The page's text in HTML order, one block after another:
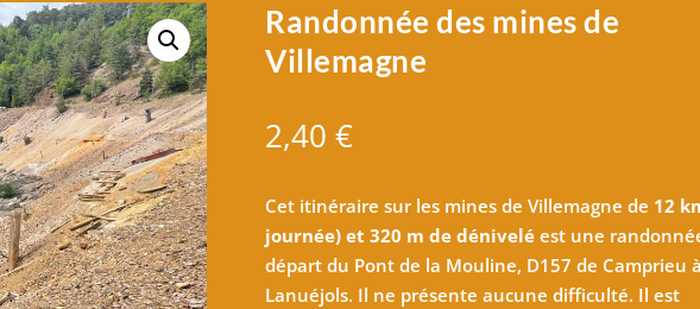
Randonnée des mines de
Villemagne
2,40€
Cet itinéraire sur les mines de Villemagne de 12
journée) et 320 m de déniveléest une
départ du Pont de la Mouline, D157 de Camprieu à
Lanuéjols. Il ne présente aucune difficulté. Il est